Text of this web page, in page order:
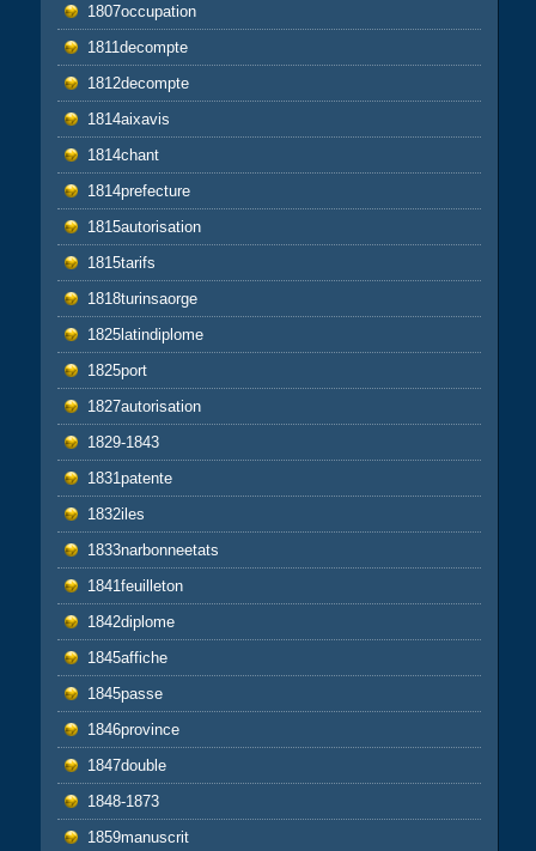
1807occupation
1811decompte
1812decompte
1814aixavis
1814chant
1814prefecture
1815autorisation
1815tarifs
1818turinsaorge
1825latindiplome
1825port
1827autorisation
1829-1843
1831patente
1832iles
1833narbonneetats
1841feuilleton
1842diplome
1845affiche
1845passe
1846province
1847double
1848-1873
1859manuscrit